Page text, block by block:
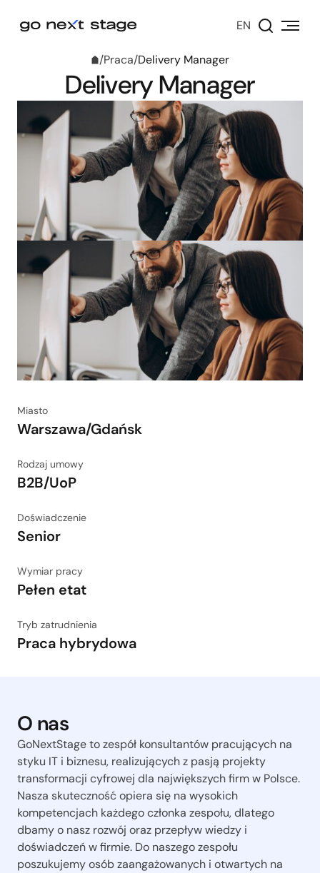
EN
/Praca/Delivery Manager
Delivery Manager
Miasto
Warszawa/Gdańsk
Rodzaj umowy
B2B/UoP
Doświadczenie
Senior
Wymiar pracy
Pełen etat
Tryb zatrudnienia
Praca hybrydowa
O nas
GoNextStage to zespół konsultantów pracujących na
styku IT i biznesu, realizujących z pasją projekty
transformacji cyfrowej dla największych firm w Polsce.
Nasza skuteczność opiera się na wysokich
kompetencjach każdego członka zespołu, dlatego
dbamy o nasz rozwój oraz przepływ wiedzy i
doświadczeń w firmie. Do naszego zespołu
poszukujemy osób zaangażowanych i otwartych na